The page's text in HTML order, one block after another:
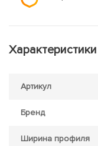
Характеристики
Артикул
Бренд
Ширина профиля